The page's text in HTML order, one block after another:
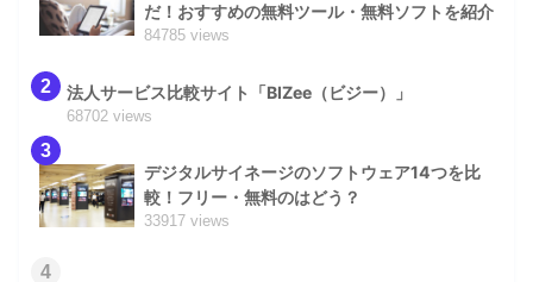
だ！おすすめの無料ツール・無料ソフトを紹介
84785 views
2 法人サービス比較サイト「BIZee（ビジー）」
68702 views
3
デジタルサイネージのソフトウェア14つを比
較！フリー・無料のはどう？
33917 views
4